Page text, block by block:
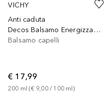
VICHY
Anti caduta
Decos Balsamo Energizzante Fortificante che riduce la caduta dei capelli dovuta alla rottura
Balsamo capelli
€ 17,99
200 ml (€ 9,00 / 100 ml)